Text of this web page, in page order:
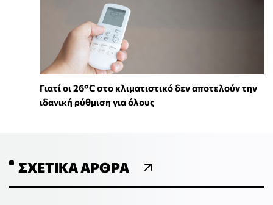
Γιατί οι 26°C στο κλιματιστικό δεν αποτελούν την
ιδανική ρύθμιση για όλους
ΣΧΕΤΙΚΆ ΆΡΘΡΑ